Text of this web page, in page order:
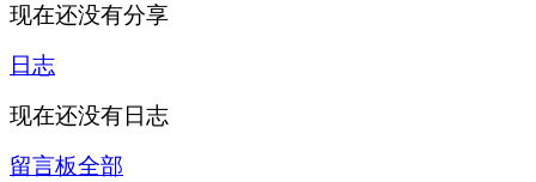
现在还没有分享
日志
现在还没有日志
留言板全部